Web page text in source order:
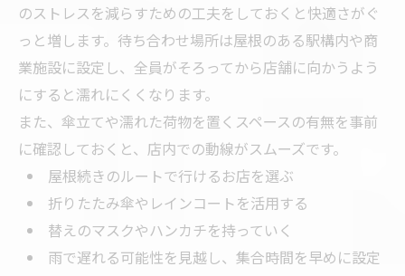
のストレスを減らすための工夫をしておくと快適さがぐ
っと増します。待ち合わせ場所は屋根のある駅構内や商
業施設に設定し、全員がそろってから店舗に向かうよう
にすると濡れにくくなります。
また、傘立てや濡れた荷物を置くスペースの有無を事前
に確認しておくと、店内での動線がスムーズです。
屋根続きのルートで行けるお店を選ぶ
折りたたみ傘やレインコートを活用する
替えのマスクやハンカチを持っていく
雨で遅れる可能性を見越し、集合時間を早めに設定